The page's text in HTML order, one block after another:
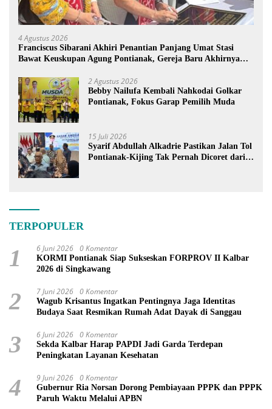
4 Agustus 2026
Franciscus Sibarani Akhiri Penantian Panjang Umat Stasi
Bawat Keuskupan Agung Pontianak, Gereja Baru Akhirnya
2 Agustus 2026
Bebby Nailufa Kembali Nahkodai Golkar
Pontianak, Fokus Garap Pemilih Muda
15 Juli 2026
Syarif Abdullah Alkadrie Pastikan Jalan Tol
Pontianak-Kijing Tak Pernah Dicoret dari
TERPOPULER
1 6 Juni 2026 0 Komentar
KORMI Pontianak Siap Sukseskan FORPROV II Kalbar
2026 di Singkawang
2 7 Juni 2026 0 Komentar
Wagub Krisantus Ingatkan Pentingnya Jaga Identitas
Budaya Saat Resmikan Rumah Adat Dayak di Sanggau
3 6 Juni 2026 0 Komentar
Sekda Kalbar Harap PAPDI Jadi Garda Terdepan
Peningkatan Layanan Kesehatan
4 9 Juni 2026 0 Komentar
Gubernur Ria Norsan Dorong Pembiayaan PPPK dan PPPK
Paruh Waktu Melalui APBN